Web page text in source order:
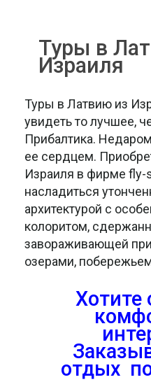
Туры в
Израиля
Туры в Латвию из
увидеть то лучшее,
Прибалтика.
ее сердцем.
Израиля в фирме
насладиться
архитектурой с
колоритом,
завораживающей
озерами,
Хотите
отдых